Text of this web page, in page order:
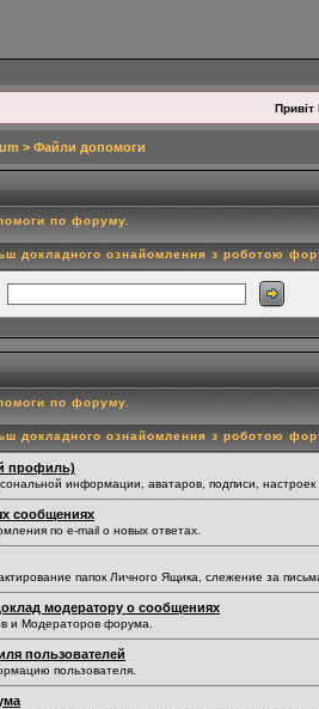
Привіт
> Файли допомоги
по форуму.
докладного ознайомлення з роботою
по форуму.
докладного ознайомлення з роботою
профиль)
информации, аватаров, подписи,
сообщениях
по e-mail о новых ответах.
папок Личного Ящика, слежение за
модератору о сообщениях
и Модераторов форума.
пользователей
пользователя.